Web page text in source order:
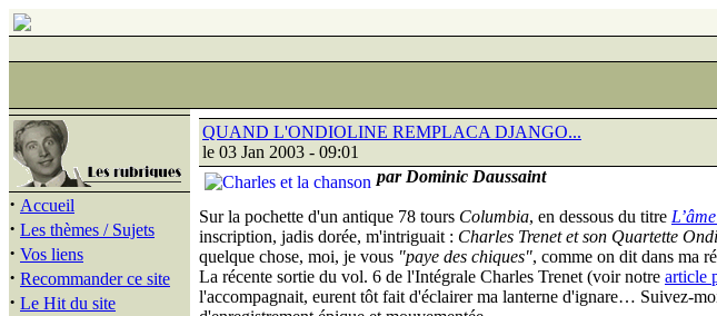
· Accueil
· Les thèmes / Sujets
· Vos liens
· Recommander ce site
· Le Hit du site
QUAND L'ONDIOLINE REMPLACA DJANGO...
le 03 Jan 2003 - 09:01
par Dominic Daussaint
Sur la pochette d'un antique 78 tours Columbia, en dessous du titre
inscription, jadis dorée, m'intriguait : Charles Trenet et son Quartette
quelque chose, moi, je vous "paye des chiques", comme on dit dans ma
La récente sortie du vol. 6 de l'Intégrale Charles Trenet (voir notre article
l'accompagnait, eurent tôt fait d'éclairer ma lanterne d'ignare… Suivez-